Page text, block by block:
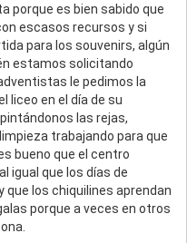
porque es bien sabido que
escasos recursos y si
para los souvenirs, algún
estamos solicitando
le pedimos la
liceo en el día de su
las rejas,
trabajando para que
bueno que el centro
igual que los días de
que los chiquilines aprendan
porque a veces en otros